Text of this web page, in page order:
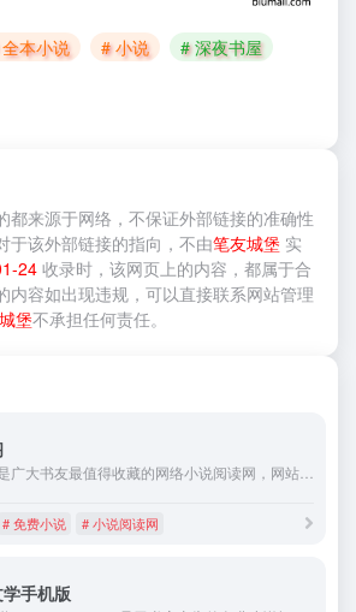
本小说 # 小说
# 深夜书屋
都来源于网络，不保证外部链接的准确性
于该外部链接的指向，不由笔友城堡 实
24 收录时，该网页上的内容，都属于合
内容如出现违规，可以直接联系网站管理
堡不承担任何责任。
书香阁是广大书友最值得收藏的网络小说阅读网，网站收录了当前最火热的网络小说，免费提供高质量的小说最新章节，是广大网络小说爱好者必备的小说阅读网。
# 免费小说 # 小说阅读网
手机版